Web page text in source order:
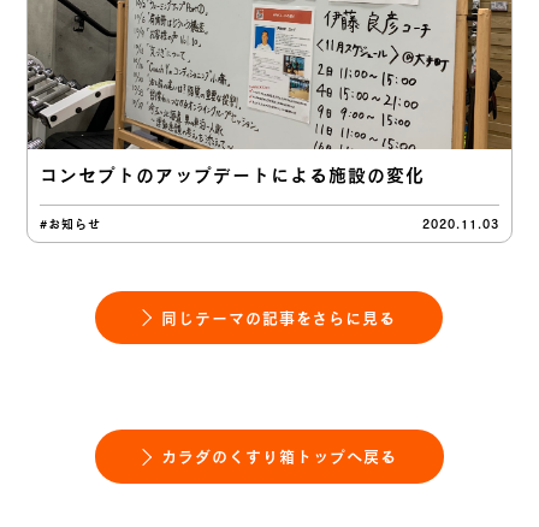
コンセプトのアップデートによる施設の変化
#お知らせ 2020.11.03
同じテーマの記事をさらに見る
カラダのくすり箱トップへ戻る